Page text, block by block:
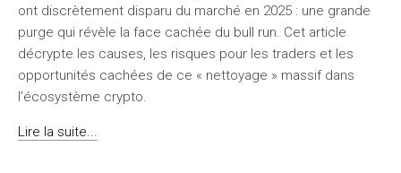
ont discrètement disparu du marché en 2025 : une grande
purge qui révèle la face cachée du bull run. Cet article
décrypte les causes, les risques pour les traders et les
opportunités cachées de ce « nettoyage » massif dans
l’écosystème crypto.
Lire la suite...